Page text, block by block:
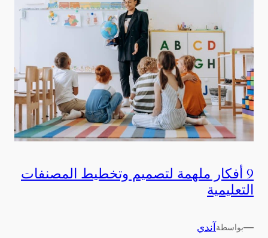
9 أفكار ملهمة لتصميم وتخطيط المصنفات
التعليمية
—بواسطة آندي